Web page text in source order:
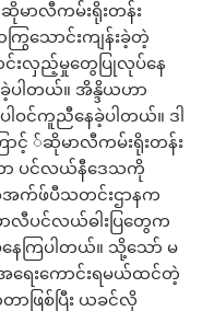
ာလီကမ်းရိုးတန်း
ြွသောင်းကျန်းခဲ့တဲ့
င်းလှည့်မှုတွေပြုလုပ်နေ
ပါတယ်။ အိန္ဒိယဟာ
ဝင်ကူညီနေခဲ့ပါတယ်။ ဒါ
င့် ်ဆိုမာလီကမ်းရိုးတန်း
ာ ပင်လယ်နီဒေသကို
အက်ဖ်ပီသတင်းဌာနက
ာလီပင်လယ်ဓါးပြတွေက
ေကြပါတယ်။ သို့သော် မ
ေးကောင်းရမယ်ထင်တဲ့
ာဖြစ်ပြီး ယခင်လို